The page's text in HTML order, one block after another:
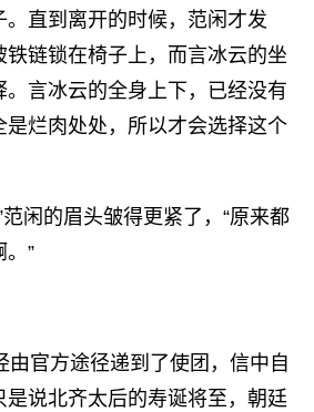
。直到离开的时候，范闲才发
链锁在椅子上，而言冰云的坐
。言冰云的全身上下，已经没有
烂肉处处，所以才会选择这个
闲的眉头皱得更紧了，“原来都
。”
官方途径递到了使团，信中自
说北齐太后的寿诞将至，朝廷